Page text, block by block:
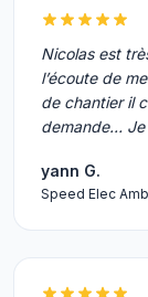
Nicolas est
l’écoute de
de chantier il
demande… Je
yann G.
Speed Elec